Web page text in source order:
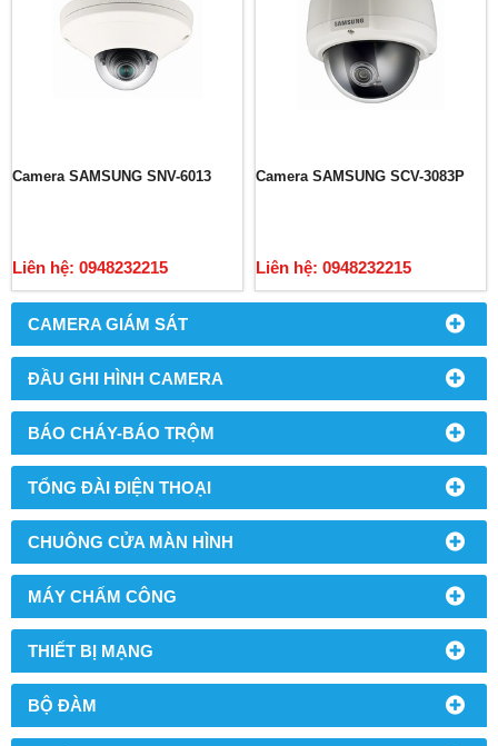
CAMERA GIÁM SÁT
ĐẦU GHI HÌNH CAMERA
BÁO CHÁY-BÁO TRỘM
TỔNG ĐÀI ĐIỆN THOẠI
CHUÔNG CỬA MÀN HÌNH
MÁY CHẤM CÔNG
THIẾT BỊ MẠNG
BỘ ĐÀM
Camera SAMSUNG SNV-6013
Liên hệ: 0948232215
Camera SAMSUNG SCV-3083P
Liên hệ: 0948232215